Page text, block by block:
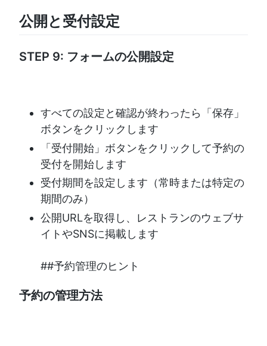
公開と受付設定
STEP 9: フォームの公開設定
すべての設定と確認が終わったら「保存」
ボタンをクリックします
「受付開始」ボタンをクリックして予約の
受付を開始します
受付期間を設定します（常時または特定の
期間のみ）
公開URLを取得し、レストランのウェブサ
イトやSNSに掲載します
##予約管理のヒント
予約の管理方法